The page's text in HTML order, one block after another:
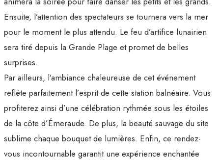
Ensuite, l’attention des spectateurs se tournera vers la mer
pour le moment le plus attendu. Le feu d’artifice lunairien
sera tiré depuis la Grande Plage et promet de belles
surprises.
Par ailleurs, l’ambiance chaleureuse de cet événement
reflète parfaitement l’esprit de cette station balnéaire. Vous
profiterez ainsi d’une célébration rythmée sous les étoiles
de la côte d’Émeraude. De plus, la beauté sauvage du site
sublime chaque bouquet de lumières. Enfin, ce rendez-
vous incontournable garantit une expérience enchantée